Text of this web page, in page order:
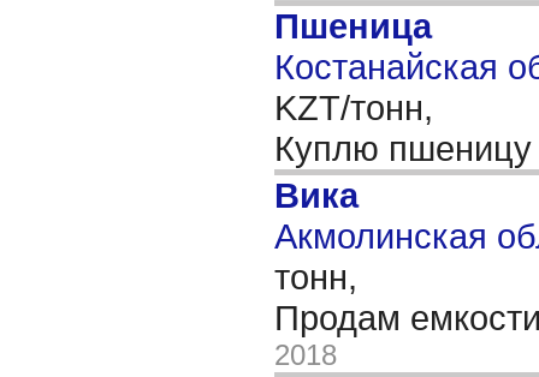
Пшеница
Костанайская
KZT/тонн,
Куплю
Вика
Акмолинская
тонн,
Продам
2018